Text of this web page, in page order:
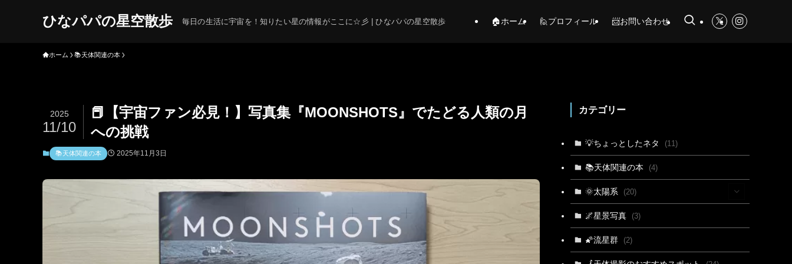
ひなパパの星空散歩 毎日の生活に宇宙を！知りたい星の情報がここに☆彡 | ひなパパの星空散歩 🏠ホーム 🙋プロフィール 📨お問い合わせ
ホーム 📚天体関連の本
📕【宇宙ファン必見！】写真集『MOONSHOTS』でたどる人類の月
への挑戦
2025
11/10
📚天体関連の本 2025年11月3日
カテゴリー
💡ちょっとしたネタ (11)
📚天体関連の本 (4)
🌞太陽系 (20)
(15)
(3)
🌌星景写真 (3)
🌠流星群 (2)